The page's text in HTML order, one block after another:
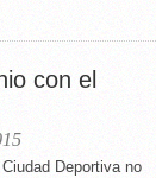
con el
Deportiva no